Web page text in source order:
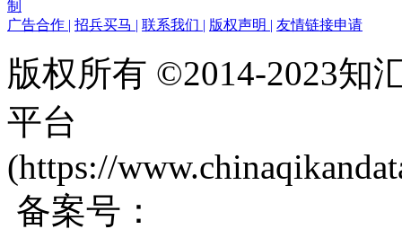
制
广告合作 | 招兵买马 | 联系我们 | 版权声明 | 友情链接申请
版权所有 ©2014-2023知
平台
(https://
备案号：